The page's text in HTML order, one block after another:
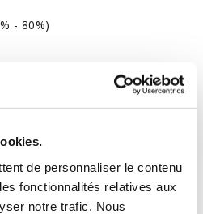
de personnaliser le contenu
fonctionnalités relatives aux
notre trafic. Nous
- 80%)
et évitez les rayons UV.
Ø55
robinet de dégustation de